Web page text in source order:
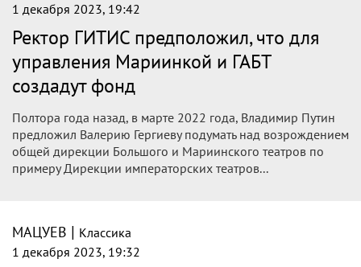
1 декабря 2023, 19:42
Ректор ГИТИС предположил, что для
управления Мариинкой и ГАБТ
создадут фонд
Полтора года назад, в марте 2022 года, Владимир Путин
предложил Валерию Гергиеву подумать над возрождением
общей дирекции Большого и Мариинского театров по
примеру Дирекции императорских театров...
МАЦУЕВ | Классика
1 декабря 2023, 19:32